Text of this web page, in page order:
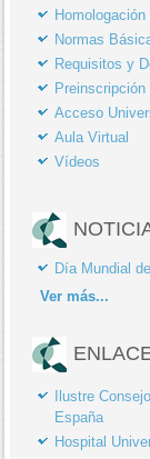
Homologación
Normas
Requisitos y
Preinscripción
Acceso
Aula Virtual
Vídeos
Día Mundial
Ver más...
Ilustre
España
Hospital